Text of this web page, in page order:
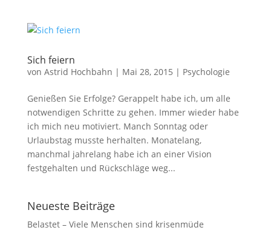
Sich feiern
von Astrid Hochbahn | Mai 28, 2015 | Psychologie
Genießen Sie Erfolge? Gerappelt habe ich, um alle
notwendigen Schritte zu gehen. Immer wieder habe
ich mich neu motiviert. Manch Sonntag oder
Urlaubstag musste herhalten. Monatelang,
manchmal jahrelang habe ich an einer Vision
festgehalten und Rückschläge weg...
Neueste Beiträge
Belastet – Viele Menschen sind krisenmüde